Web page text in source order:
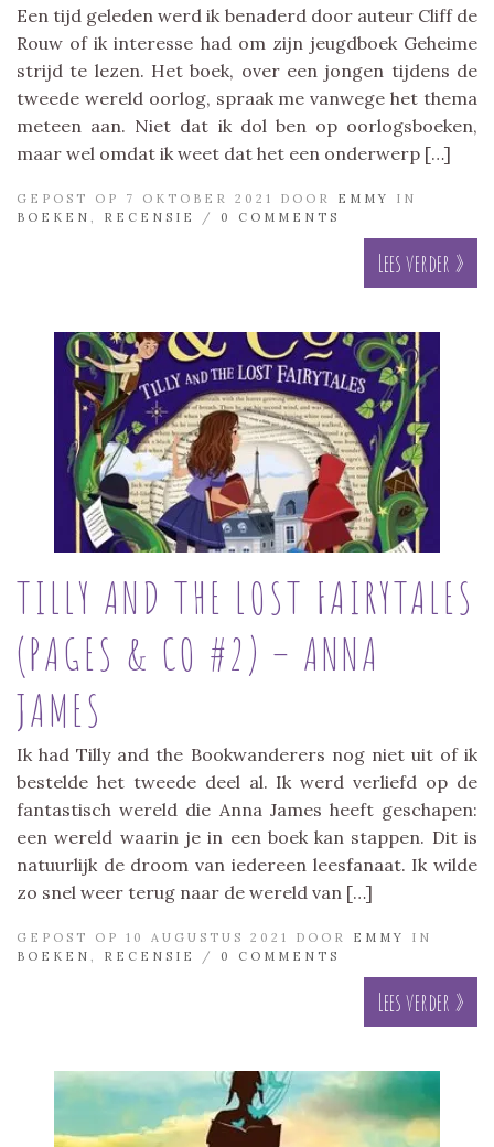
Een tijd geleden werd ik benaderd door auteur Cliff de
Rouw of ik interesse had om zijn jeugdboek Geheime
strijd te lezen. Het boek, over een jongen tijdens de
tweede wereld oorlog, spraak me vanwege het thema
meteen aan. Niet dat ik dol ben op oorlogsboeken,
maar wel omdat ik weet dat het een onderwerp […]
GEPOST OP 7 OKTOBER 2021 DOOR EMMY
IN
BOEKEN
RECENSIE / 0 COMMENTS
Lees verder »
TILLY AND THE LOST FAIRYTALES
(PAGES & CO #2) – ANNA
JAMES
Ik had Tilly and the Bookwanderers nog niet uit of ik
bestelde het tweede deel al. Ik werd verliefd op de
fantastisch wereld die Anna James heeft geschapen:
een wereld waarin je in een boek kan stappen. Dit is
natuurlijk de droom van iedereen leesfanaat. Ik wilde
zo snel weer terug naar de wereld van […]
GEPOST OP 10 AUGUSTUS 2021 DOOR EMMY
IN
BOEKEN
RECENSIE / 0 COMMENTS
Lees verder »